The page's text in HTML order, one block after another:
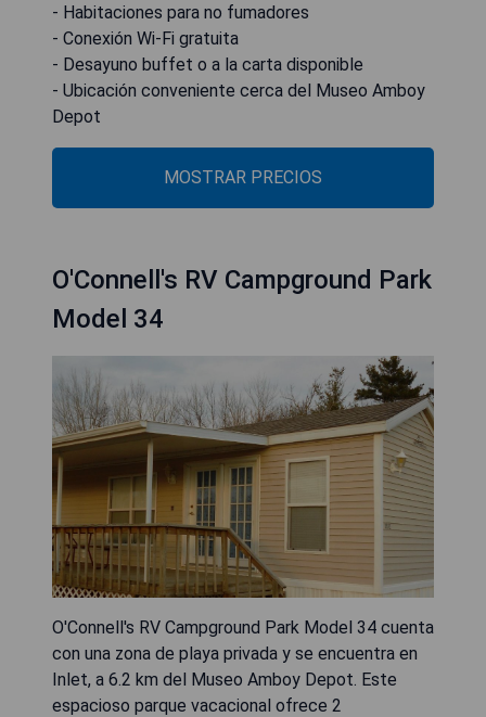
- Habitaciones para no fumadores
- Conexión Wi-Fi gratuita
- Desayuno buffet o a la carta disponible
- Ubicación conveniente cerca del Museo Amboy
Depot
MOSTRAR PRECIOS
O'Connell's RV Campground Park
Model 34
O'Connell's RV Campground Park Model 34 cuenta
con una zona de playa privada y se encuentra en
Inlet, a 6.2 km del Museo Amboy Depot. Este
espacioso parque vacacional ofrece 2